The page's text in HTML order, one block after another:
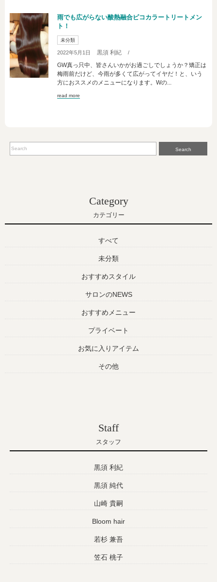
雨でも広がらない酸熱融合ピコカラートリートメン
ト！
未分類
2022年5月1日 黒須 利紀 /
GW真っ只中、皆さんいかがお過ごしでしょうか？矯正は
梅雨前だけど、今雨が多くて広がってイヤだ！と、いう
方におススメのメニューになります。Wの...
read more
Search
Category
カテゴリー
すべて
未分類
おすすめスタイル
サロンのNEWS
おすすめメニュー
プライベート
お気に入りアイテム
その他
Staff
スタッフ
黒須 利紀
黒須 純代
山崎 貴嗣
Bloom hair
若杉 兼吾
笠石 桃子